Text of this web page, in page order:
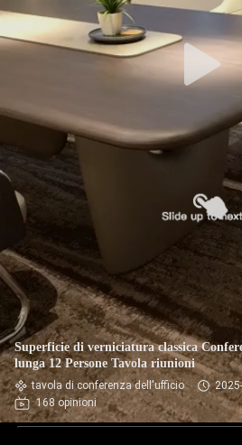
Superficie di verniciatura classica
lunga 12 Persone Tavola riunioni
tavola di conferenza dell'ufficio
168 opinioni